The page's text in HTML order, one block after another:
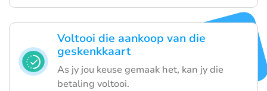
Voltooi die aankoop van die
geskenkkaart
As jy jou keuse gemaak het, kan jy die
betaling voltooi.